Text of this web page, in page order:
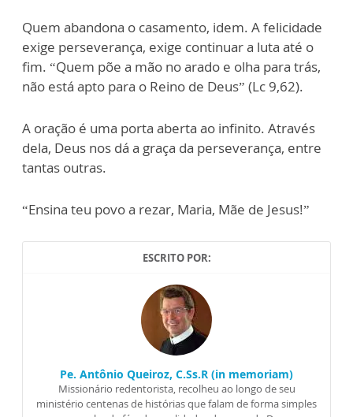
Quem abandona o casamento, idem. A felicidade
exige perseverança, exige continuar a luta até o
fim. “Quem põe a mão no arado e olha para trás,
não está apto para o Reino de Deus” (Lc 9,62).
A oração é uma porta aberta ao infinito. Através
dela, Deus nos dá a graça da perseverança, entre
tantas outras.
“Ensina teu povo a rezar, Maria, Mãe de Jesus!”
ESCRITO POR:
Pe. Antônio Queiroz, C.Ss.R (in memoriam)
Missionário redentorista, recolheu ao longo de seu
ministério centenas de histórias que falam de forma simples